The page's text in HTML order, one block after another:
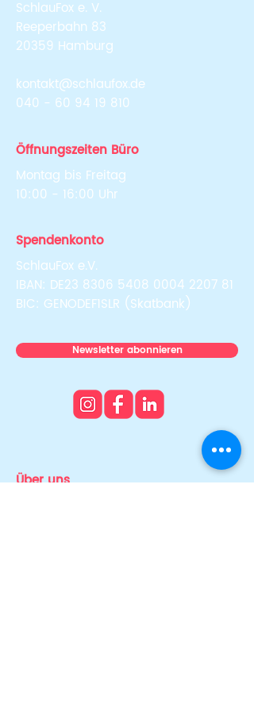
Braunschweig! 🚀
SchlauFox e. V.
Reeperbahn 83
20359 Hamburg
kontakt@schlaufox.de
040 - 60 94 19 810
Öffnungszeiten Büro
Montag bis Freitag
10:00 - 16:00 Uhr
Spendenkonto
SchlauFox e.V.
IBAN: DE23 8306 5408 0004 2207 81
BIC: GENODEF1SLR (Skatbank)
Newsletter abonnieren
Über uns